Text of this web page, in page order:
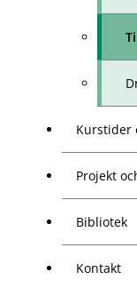
Kurstider
Projekt
Bibliotek
Kontakt